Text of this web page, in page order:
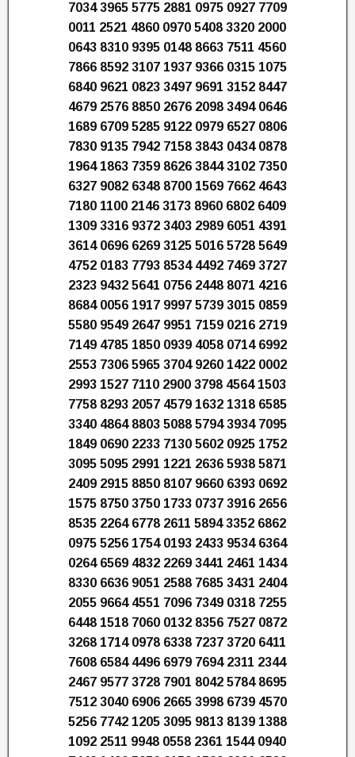
7034 3965 5775 2881 0975 0927 7709
0011 2521 4860 0970 5408 3320 2000
0643 8310 9395 0148 8663 7511 4560
7866 8592 3107 1937 9366 0315 1075
6840 9621 0823 3497 9691 3152 8447
4679 2576 8850 2676 2098 3494 0646
1689 6709 5285 9122 0979 6527 0806
7830 9135 7942 7158 3843 0434 0878
1964 1863 7359 8626 3844 3102 7350
6327 9082 6348 8700 1569 7662 4643
7180 1100 2146 3173 8960 6802 6409
1309 3316 9372 3403 2989 6051 4391
3614 0696 6269 3125 5016 5728 5649
4752 0183 7793 8534 4492 7469 3727
2323 9432 5641 0756 2448 8071 4216
8684 0056 1917 9997 5739 3015 0859
5580 9549 2647 9951 7159 0216 2719
7149 4785 1850 0939 4058 0714 6992
2553 7306 5965 3704 9260 1422 0002
2993 1527 7110 2900 3798 4564 1503
7758 8293 2057 4579 1632 1318 6585
3340 4864 8803 5088 5794 3934 7095
1849 0690 2233 7130 5602 0925 1752
3095 5095 2991 1221 2636 5938 5871
2409 2915 8850 8107 9660 6393 0692
1575 8750 3750 1733 0737 3916 2656
8535 2264 6778 2611 5894 3352 6862
0975 5256 1754 0193 2433 9534 6364
0264 6569 4832 2269 3441 2461 1434
8330 6636 9051 2588 7685 3431 2404
2055 9664 4551 7096 7349 0318 7255
6448 1518 7060 0132 8356 7527 0872
3268 1714 0978 6338 7237 3720 6411
7608 6584 4496 6979 7694 2311 2344
2467 9577 3728 7901 8042 5784 8695
7512 3040 6906 2665 3998 6739 4570
5256 7742 1205 3095 9813 8139 1388
1092 2511 9948 0558 2361 1544 0940